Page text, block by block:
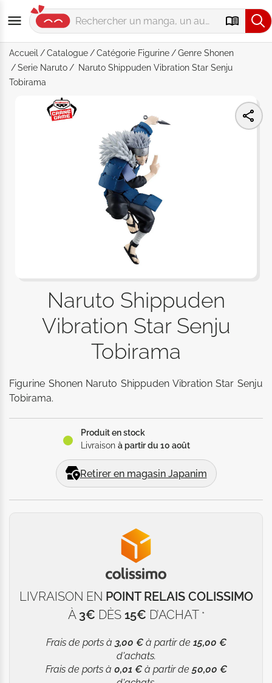
Accueil Catalogue Catégorie Figurine Genre Shonen
Serie Naruto
Naruto Shippuden Vibration Star Senju
Tobirama
Naruto Shippuden
Vibration Star Senju
Tobirama
Figurine Shonen Naruto Shippuden Vibration Star Senju
Tobirama.
Produit en stock
Livraison à partir du 10 août
Retirer en magasin Japanim
LIVRAISON EN POINT RELAIS COLISSIMO
À 3€ DÈS 15€ D’ACHAT *
Frais de ports à 3,00 €à partir de 15,00 €
d'achats.
Frais de ports à 0,01 €à partir de50,00 €